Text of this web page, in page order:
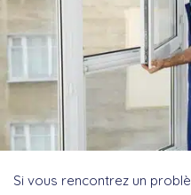
Si vous rencontrez un